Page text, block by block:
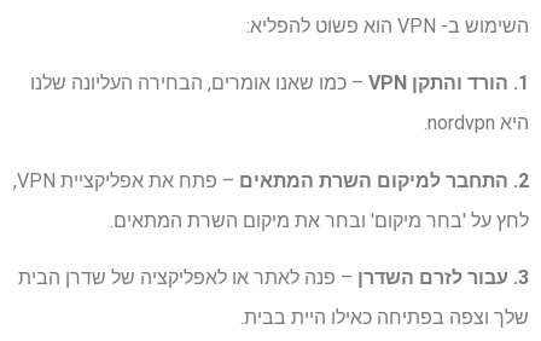
השימוש ב- VPN הוא פשוט להפליא:
1. הורד והתקן VPN
– כמו שאנו אומרים, הבחירה העליונה שלנו
היא nordvpn.
2. התחבר למיקום השרת המתאים
– פתח את אפליקציית VPN,
לחץ על 'בחר מיקום' ובחר את מיקום השרת המתאים.
3. עבור לזרם השדרן
– פנה לאתר או לאפליקציה של שדרן הבית
שלך וצפה בפתיחה כאילו היית בבית.